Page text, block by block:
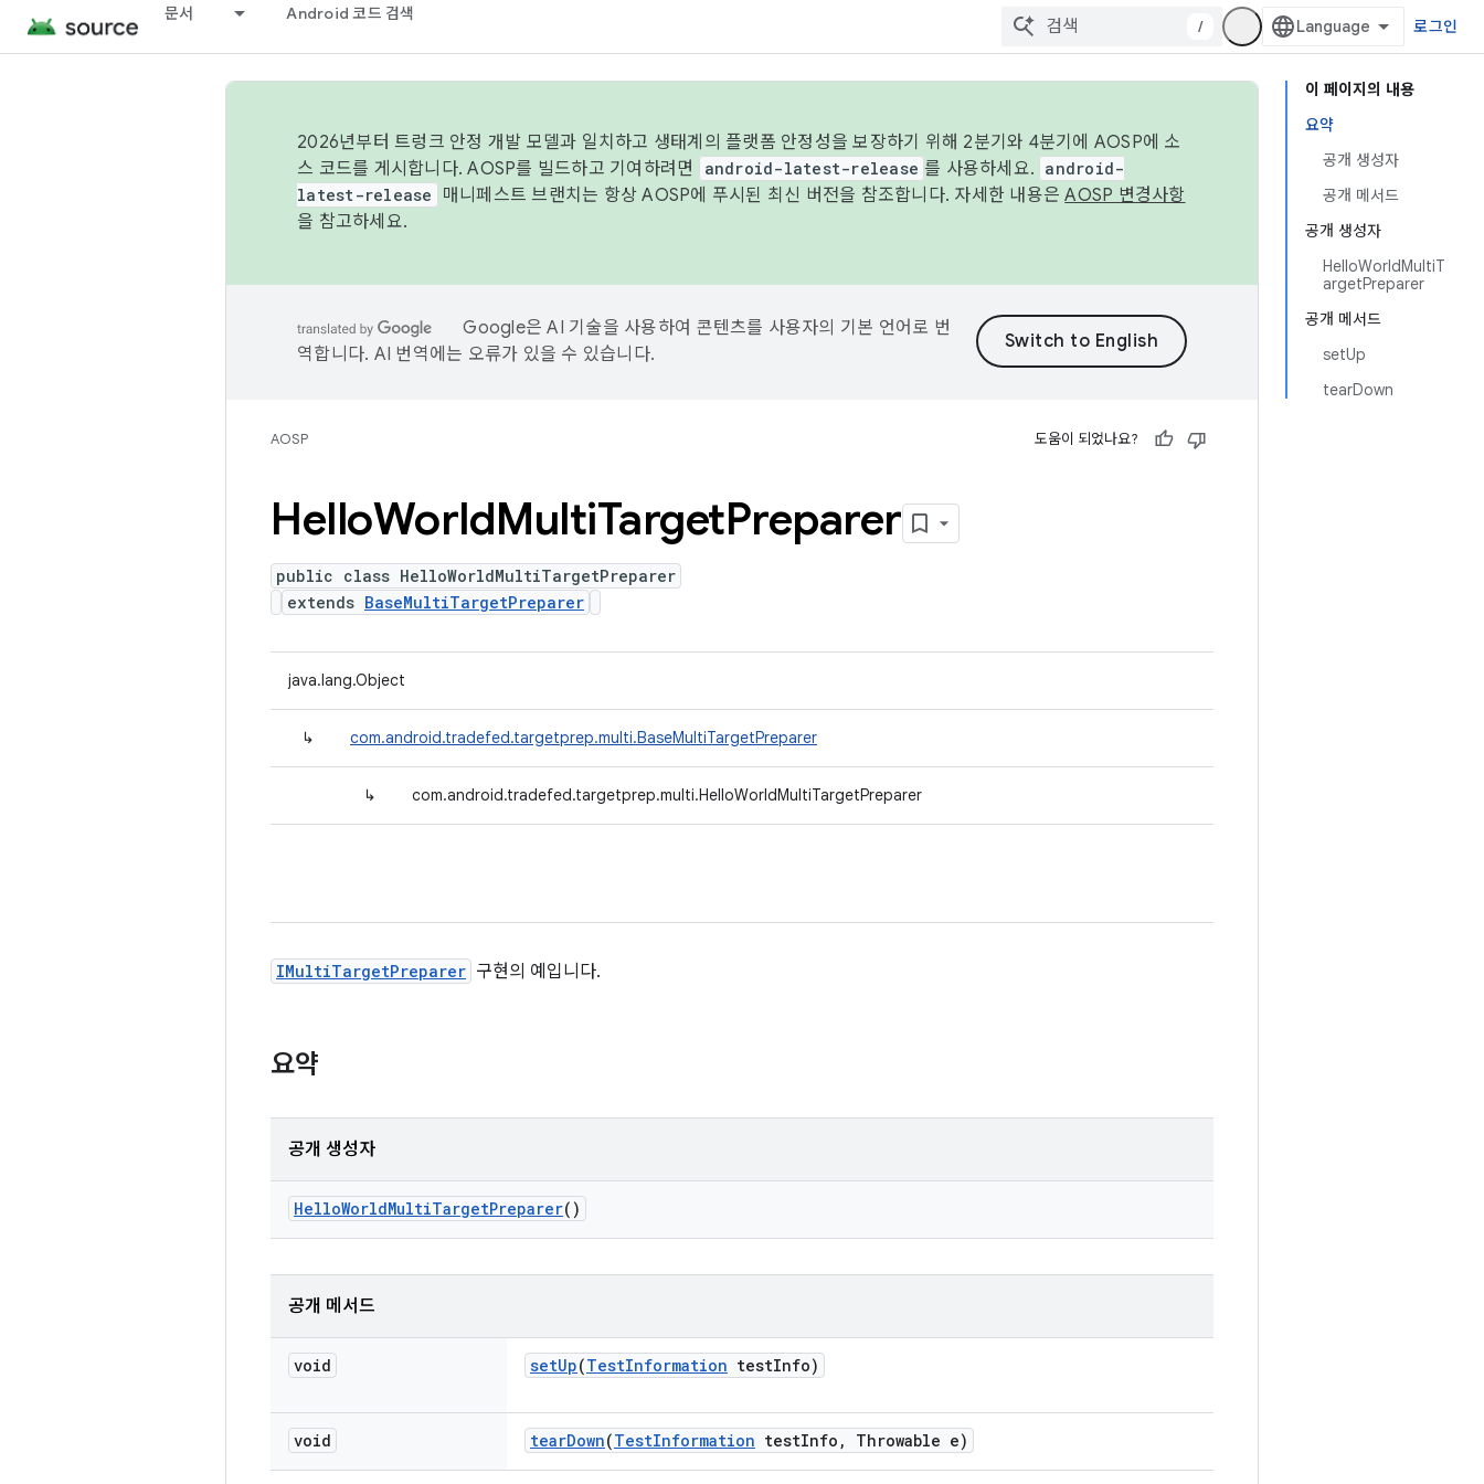
문서 Android 코드 검색
/ 로그인
이 페이지의 내용
요약
공개 생성자
공개 메서드
공개 생성자
HelloWorldMultiT
argetPreparer
공개 메서드
setUp
tearDown
2026년부터 트렁크 안정 개발 모델과 일치하고 생태계의 플랫폼 안정성을 보장하기 위해 2분기와 4분기에 AOSP에 소
스 코드를 게시합니다. AOSP를 빌드하고 기여하려면
android-latest-release 를 사용하세요. android-
latest-release
매니페스트 브랜치는 항상 AOSP에 푸시된 최신 버전을 참조합니다. 자세한 내용은AOSP 변경사항
을 참고하세요.
Google은 AI 기술을 사용하여 콘텐츠를 사용자의 기본 언어로 번
역합니다. AI 번역에는 오류가 있을 수 있습니다.
AOSP 도움이 되었나요?
HelloWorldMultiTargetPreparer
public class HelloWorldMultiTargetPreparer
extends BaseMultiTargetPreparer
java.lang.Object
↳ com.android.tradefed.targetprep.multi.BaseMultiTargetPreparer
↳ com.android.tradefed.targetprep.multi.HelloWorldMultiTargetPreparer
IMultiTargetPreparer 구현의 예입니다.
요약
공개 생성자
HelloWorldMultiTargetPreparer()
공개 메서드
void setUp(TestInformation testInfo)
void tearDown(TestInformation testInfo , Throwable e)